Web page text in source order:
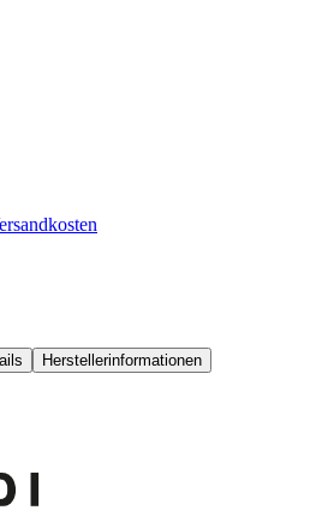
Herstellerinformationen